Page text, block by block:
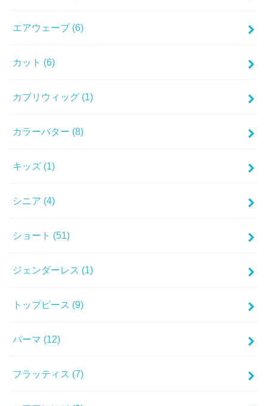
エアウェーブ (6)
カット (6)
カブリウィッグ (1)
カラーバター (8)
キッズ (1)
シニア (4)
ショート (51)
ジェンダーレス (1)
トップピース (9)
パーマ (12)
フラッティス (7)